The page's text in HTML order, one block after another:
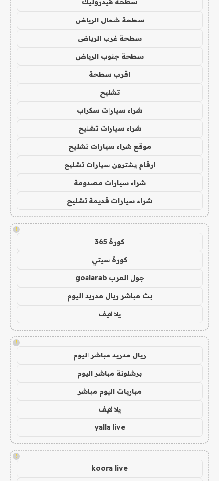
سطحة شمال الرياض
سطحة غرب الرياض
سطحة جنوب الرياض
اقرب سطحة
تشليح
شراء سيارات سكراب
شراء سيارات تشليح
موقع شراء سيارات تشليح
ارقام يشترون سيارات تشليح
شراء سيارات مصدومة
شراء سيارات قديمة تشليح
!
كورة 365
كورة سيتي
جول العرب goalarab
بث مباشر ريال مدريد اليوم
يلا لايف
!
ريال مدريد مباشر اليوم
برشلونة مباشر اليوم
مباريات اليوم مباشر
يلا لايف
yalla live
!
koora live